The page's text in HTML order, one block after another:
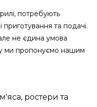
потребують
та подачі.
не єдина умова
ми пропонуємо нашим
ростери та